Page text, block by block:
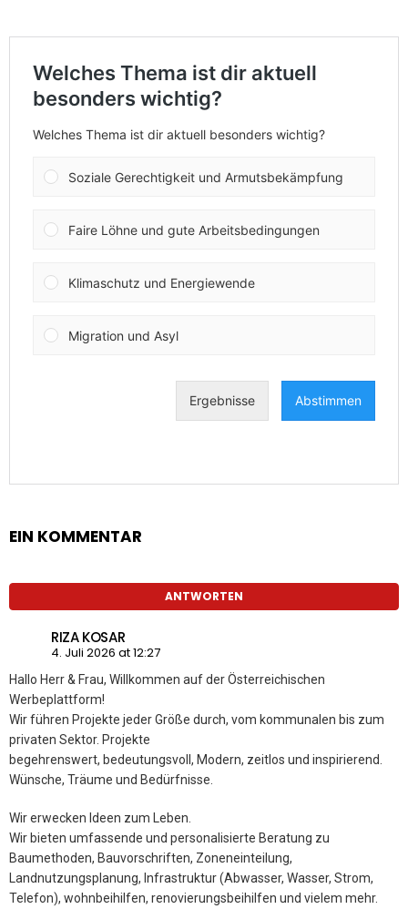
EIN KOMMENTAR
ANTWORTEN
RIZA KOSAR
4. Juli 2026 at 12:27
Hallo Herr & Frau, Willkommen auf der Österreichischen
Werbeplattform!
Wir führen Projekte jeder Größe durch, vom kommunalen bis zum
privaten Sektor. Projekte
begehrenswert, bedeutungsvoll, Modern, zeitlos und inspirierend.
Wünsche, Träume und Bedürfnisse.
Wir erwecken Ideen zum Leben.
Wir bieten umfassende und personalisierte Beratung zu
Baumethoden, Bauvorschriften, Zoneneinteilung,
Landnutzungsplanung, Infrastruktur (Abwasser, Wasser, Strom,
Telefon), wohnbeihilfen, renovierungsbeihilfen und vielem mehr.